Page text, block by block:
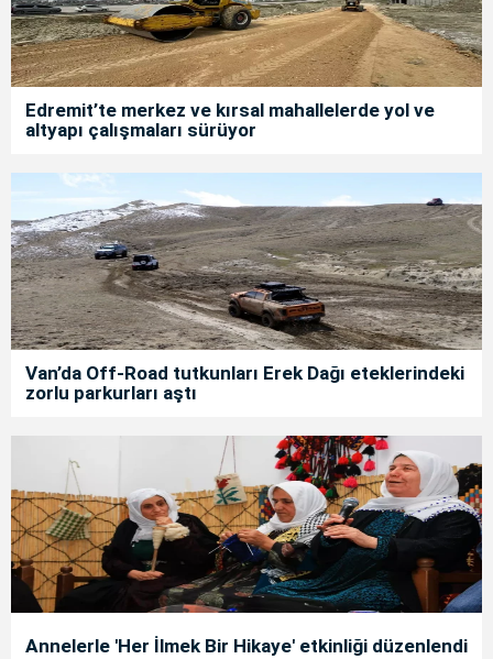
Edremit’te merkez ve kırsal mahallelerde yol ve
altyapı çalışmaları sürüyor
Van’da Off-Road tutkunları Erek Dağı eteklerindeki
zorlu parkurları aştı
Annelerle 'Her İlmek Bir Hikaye' etkinliği düzenlendi